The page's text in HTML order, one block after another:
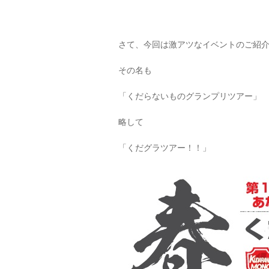
さて、今回は激アツなイベントのご紹
その名も
「くだらないものグランプリツアー」
略して
「くだグラツアー！！」